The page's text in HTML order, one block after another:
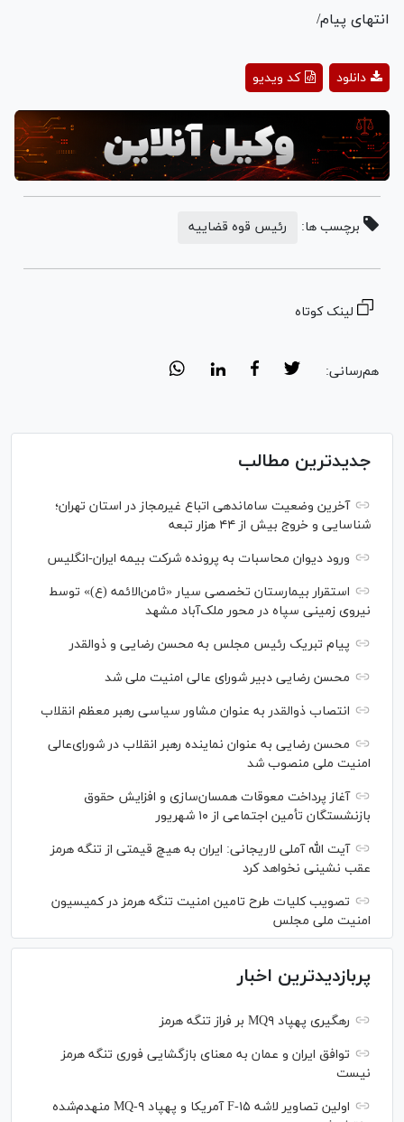
انتهای پیام/
Play
Video
کد ویدیو دانلود
برچسب ها: رئیس قوه قضاییه
لینک کوتاه
هم‌رسانی:
جدیدترین مطالب
آخرین وضعیت ساماندهی اتباع غیرمجاز در استان تهران؛
شناسایی و خروج بیش از ۴۴ هزار تبعه
ورود دیوان محاسبات به پرونده شرکت بیمه ایران-انگلیس
استقرار بیمارستان تخصصی سیار «ثامن‌الائمه (ع)» توسط
نیروی زمینی سپاه در محور ملک‌آباد مشهد
پیام تبریک رئیس مجلس به محسن رضایی و ذوالقدر
محسن رضایی دبیر شورای عالی امنیت ملی شد
انتصاب ذوالقدر به عنوان مشاور سیاسی رهبر معظم انقلاب
محسن رضایی به عنوان نماینده رهبر انقلاب در شورای‌عالی
امنیت ملی منصوب شد
آغاز پرداخت معوقات همسان‌سازی و افزایش حقوق
بازنشستگان تأمین اجتماعی از ۱۰ شهریور
آیت الله آملی لاریجانی: ایران به هیچ قیمتی از تنگه هرمز
عقب نشینی نخواهد کرد
تصویب کلیات طرح تامین امنیت تنگه هرمز در کمیسیون
امنیت ملی مجلس
پربازدیدترین اخبار
رهگیری پهپاد MQ۹ بر فراز تنگه هرمز
توافق ایران و عمان به معنای بازگشایی فوری تنگه هرمز
نیست
اولین تصاویر لاشه F-۱۵ آمریکا و پهپاد MQ-۹ منهدم‌شده